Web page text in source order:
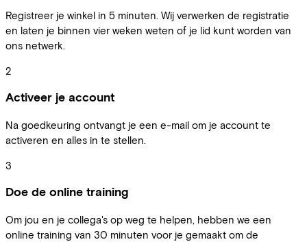
Registreer je winkel in 5 minuten. Wij verwerken de registratie
en laten je binnen vier weken weten of je lid kunt worden van
ons netwerk.
2
Activeer je account
Na goedkeuring ontvangt je een e-mail om je account te
activeren en alles in te stellen.
3
Doe de online training
Om jou en je collega's op weg te helpen, hebben we een
online training van 30 minuten voor je gemaakt om de